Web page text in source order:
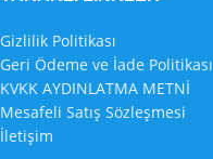
Gizlilik Politikası
Geri Ödeme ve İade Politikası
KVKK AYDINLATMA METNİ
Mesafeli Satış Sözleşmesi
İletişim